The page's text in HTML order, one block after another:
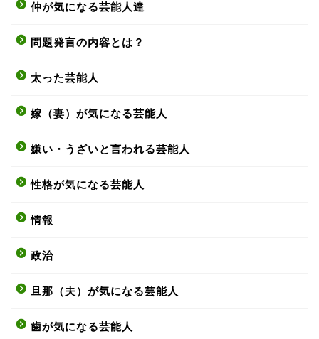
仲が気になる芸能人達
問題発言の内容とは？
太った芸能人
嫁（妻）が気になる芸能人
嫌い・うざいと言われる芸能人
性格が気になる芸能人
情報
政治
旦那（夫）が気になる芸能人
歯が気になる芸能人